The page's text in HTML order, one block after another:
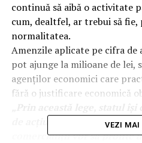
continuă să aibă o activitate
cum, dealtfel, ar trebui să fie,
normalitatea.
Amenzile aplicate pe cifra
pot ajunge la milioane de lei,
agenților economici care
fără o justificare economică
de acțiune pentru a lua
comercianții vor să profite
VEZI MAI